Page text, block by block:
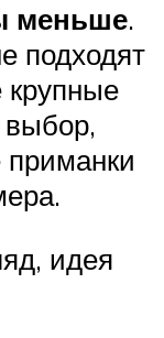
меньше.
подходят
крупные
приманки
идея